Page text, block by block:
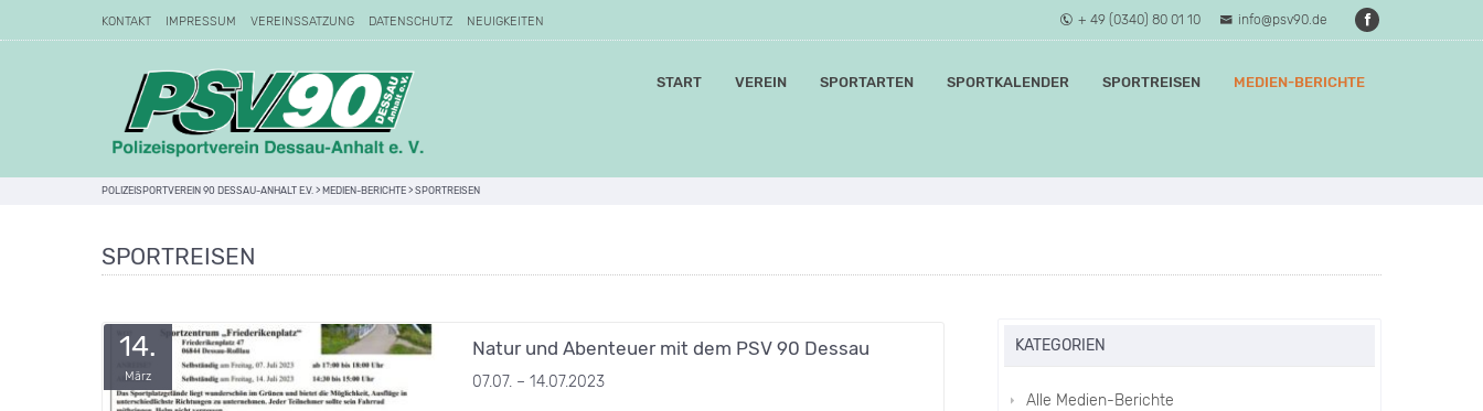
KONTAKT IMPRESSUM VEREINSSATZUNG DATENSCHUTZ NEUIGKEITEN + 49 (0340) 80 01 10 info@psv90.de
START VEREIN SPORTARTEN SPORTKALENDER SPORTREISEN MEDIEN-BERICHTE
POLIZEISPORTVEREIN 90 DESSAU-ANHALT E.V. > MEDIEN-BERICHTE > SPORTREISEN
SPORTREISEN
14.
März
Natur und Abenteuer mit dem PSV 90 Dessau
07.07. – 14.07.2023
KATEGORIEN
Alle Medien-Berichte